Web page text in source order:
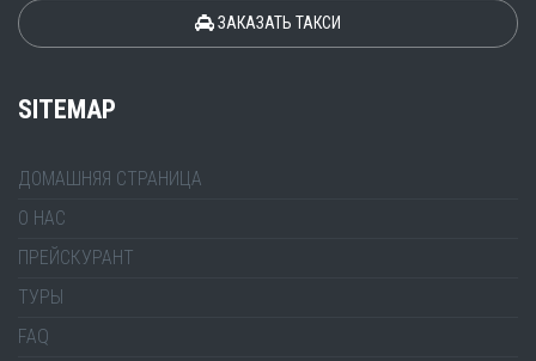
ЗАКАЗАТЬ ТАКСИ
SITEMAP
ДОМАШНЯЯ СТРАНИЦА
О НАС
ПРЕЙСКУРАНТ
ТУРЫ
FAQ